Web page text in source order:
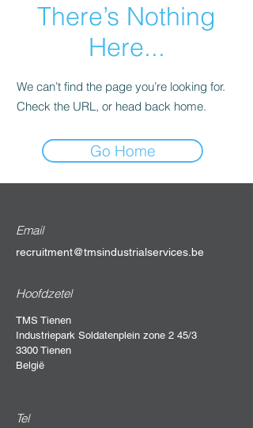
There’s Nothing
Here...
We can’t find the page you’re looking for.
Check the URL, or head back home.
Go Home
Email
recruitment@tmsindustrialservices.be
Hoofdzetel
TMS Tienen
Industriepark Soldatenplein zone 2 45/3
3300 Tienen
België
Tel